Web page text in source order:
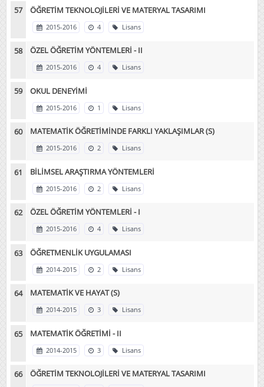
ÖĞRETİM TEKNOLOJİLERİ VE MATERYAL TASARIMI
2015-2016 4 Lisans
ÖZEL ÖĞRETİM YÖNTEMLERİ - II
2015-2016 4 Lisans
OKUL DENEYİMİ
2015-2016 1 Lisans
MATEMATİK ÖĞRETİMİNDE FARKLI YAKLAŞIMLAR (S)
2015-2016 2 Lisans
BİLİMSEL ARAŞTIRMA YÖNTEMLERİ
2015-2016 2 Lisans
ÖZEL ÖĞRETİM YÖNTEMLERİ - I
2015-2016 4 Lisans
ÖĞRETMENLİK UYGULAMASI
2014-2015 2 Lisans
MATEMATİK VE HAYAT (S)
2014-2015 3 Lisans
MATEMATİK ÖĞRETİMİ - II
2014-2015 3 Lisans
ÖĞRETİM TEKNOLOJİLERİ VE MATERYAL TASARIMI